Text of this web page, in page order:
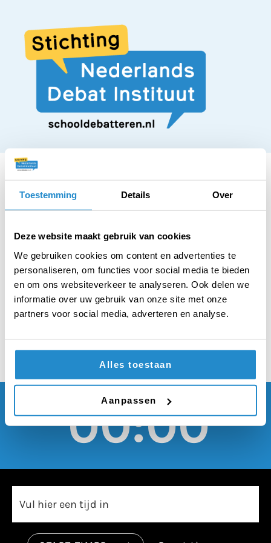
Toestemming Details Over
Deze website maakt gebruik van cookies
We gebruiken cookies om content en advertenties te
personaliseren, om functies voor social media te bieden
en om ons websiteverkeer te analyseren. Ook delen we
informatie over uw gebruik van onze site met onze
partners voor social media, adverteren en analyse.
Alles toestaan
Aanpassen
Keti Koti moet een
nationale feestdag
worden
00:00